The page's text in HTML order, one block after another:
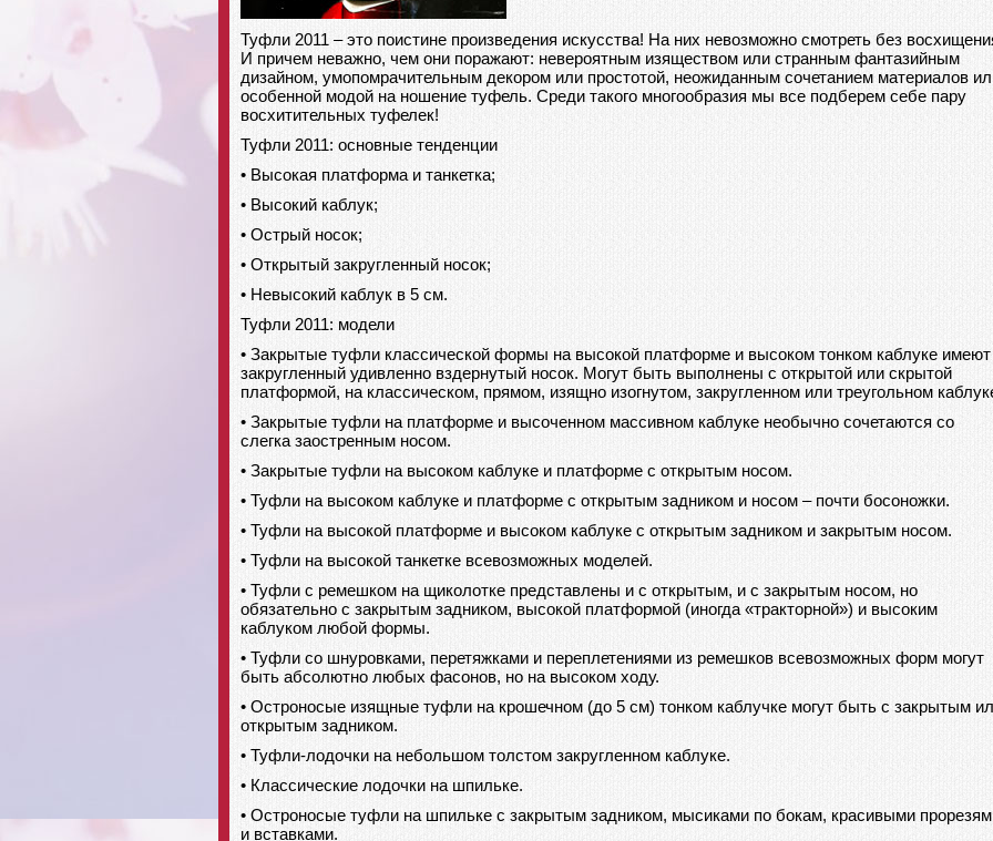
Туфли 2011 – это поистине произведения искусства! На них невозможно смотреть без
И причем неважно, чем они поражают: невероятным изяществом или странным фантазийным
дизайном, умопомрачительным декором или простотой, неожиданным сочетанием материалов
особенной модой на ношение туфель. Среди такого многообразия мы все подберем себе пару
восхитительных туфелек!
Туфли 2011: основные тенденции
• Высокая платформа и танкетка;
• Высокий каблук;
• Острый носок;
• Открытый закругленный носок;
• Невысокий каблук в 5 см.
Туфли 2011: модели
• Закрытые туфли классической формы на высокой платформе и высоком тонком каблуке имеют
закругленный удивленно вздернутый носок. Могут быть выполнены с открытой или скрытой
платформой, на классическом, прямом, изящно изогнутом, закругленном или треугольном
• Закрытые туфли на платформе и высоченном массивном каблуке необычно сочетаются со
слегка заостренным носом.
• Закрытые туфли на высоком каблуке и платформе с открытым носом.
• Туфли на высоком каблуке и платформе с открытым задником и носом – почти босоножки.
• Туфли на высокой платформе и высоком каблуке с открытым задником и закрытым носом.
• Туфли на высокой танкетке всевозможных моделей.
• Туфли с ремешком на щиколотке представлены и с открытым, и с закрытым носом, но
обязательно с закрытым задником, высокой платформой (иногда «тракторной») и высоким
каблуком любой формы.
• Туфли со шнуровками, перетяжками и переплетениями из ремешков всевозможных форм могут
быть абсолютно любых фасонов, но на высоком ходу.
• Остроносые изящные туфли на крошечном (до 5 см) тонком каблучке могут быть с закрытым
открытым задником.
• Туфли-лодочки на небольшом толстом закругленном каблуке.
• Классические лодочки на шпильке.
• Остроносые туфли на шпильке с закрытым задником, мысиками по бокам, красивыми
и вставками.